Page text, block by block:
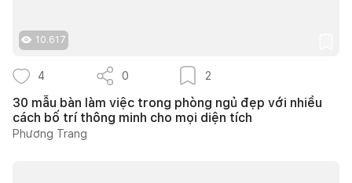
10.617
4 0 2
30 mẫu bàn làm việc trong phòng ngủ đẹp với nhiều
cách bố trí thông minh cho mọi diện tích
Phương Trang